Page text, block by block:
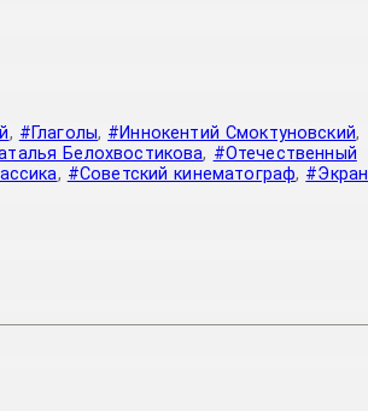
, #Глаголы, #Иннокентий Смоктуновский,
Белохвостикова, #Отечественный
, #Советский кинематограф,